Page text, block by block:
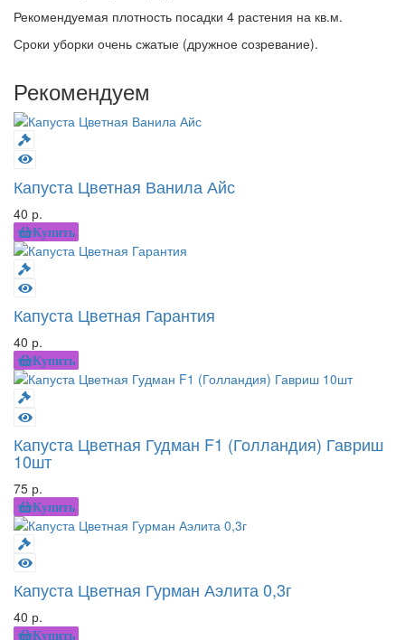
Рекомендуемая плотность посадки 4 растения на кв.м.
Сроки уборки очень сжатые (дружное созревание).
Рекомендуем
Капуста Цветная Ванила Айс
40 р.
Купить
Капуста Цветная Гарантия
40 р.
Купить
Капуста Цветная Гудман F1 (Голландия) Гавриш
10шт
75 р.
Купить
Капуста Цветная Гурман Аэлита 0,3г
40 р.
Купить